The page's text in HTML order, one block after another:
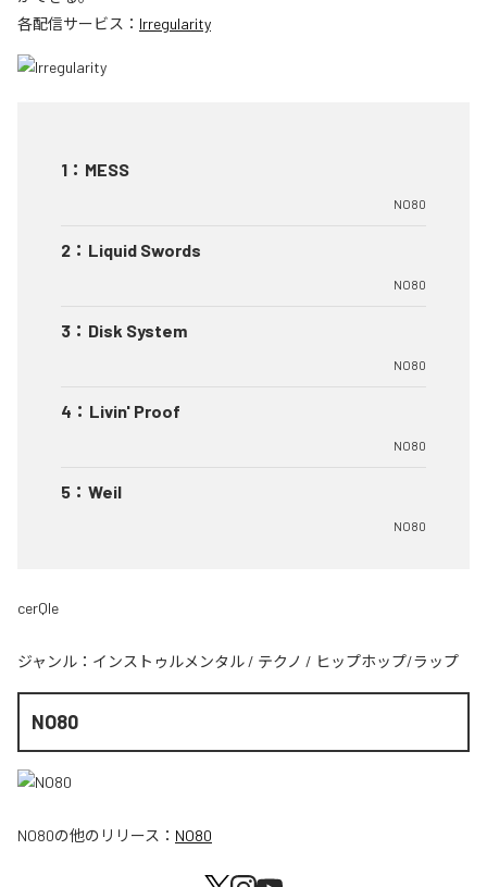
各配信サービス： Irregularity
1 ： MESS
NO80
2 ： Liquid Swords
NO80
3 ： Disk System
NO80
4 ： Livin' Proof
NO80
5 ： Weil
NO80
cerQle
ジャンル： インストゥルメンタル / テクノ / ヒップホップ/ラップ
NO80
NO80の他のリリース： NO80